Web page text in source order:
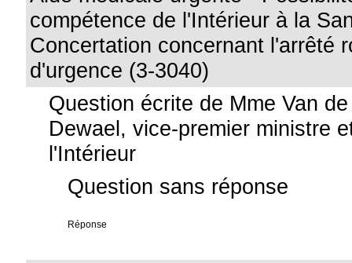
compétence de l'Intérieur à la
Concertation concernant l'arrêté
d'urgence (3-3040)
Question écrite de Mme Van
Dewael, vice-premier ministre
l'Intérieur
Question sans réponse
Réponse